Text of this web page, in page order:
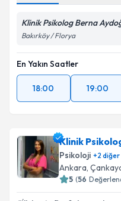
Klinik Psikolog Berna
Bakırköy / Florya
En Yakın Saatler
18:00 19:00
Klinik
Psikoloji +2 diğer
Ankara,
5 (56